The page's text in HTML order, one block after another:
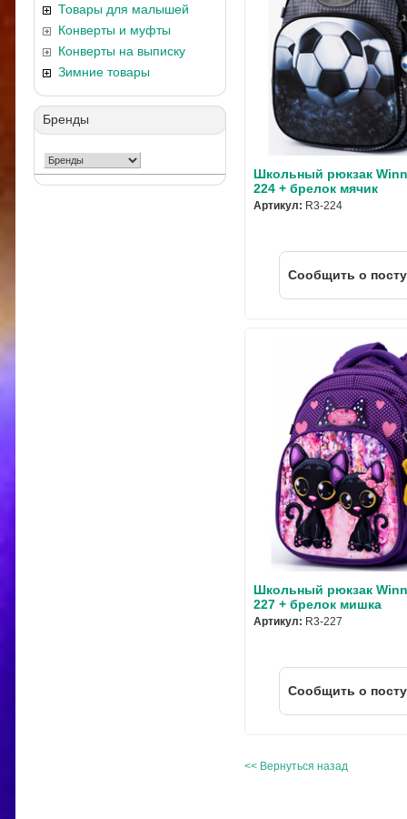
Товары для малышей
Конверты и муфты
Конверты на выписку
Зимние товары
Бренды
Школьный рюкзак
224 + брелок мячик
Артикул: R3-224
Cообщить о
Школьный рюкзак
227 + брелок мишка
Артикул: R3-227
Cообщить о
<< Вернуться назад